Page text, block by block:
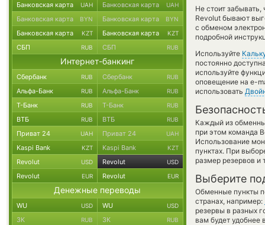
Не стоит
Revolut бывают
с обменом
подробной
Используйте
постоянно
используйте
оповещение на e-
использовать
Каждый из
при этом команда
Использование
пунктах. При
размер резервов и
Выберите
Обменные пункты
странах, например:
резервы в разных
вам будет удобнее
Банковская карта UAH Банковская карта UAH
Банковская карта BYN Банковская карта BYN
Банковская карта KZT Банковская карта KZT
СБП RUB СБП RUB
Интернет-банкинг
Сбербанк RUB Сбербанк RUB
Альфа-Банк RUB Альфа-Банк RUB
Т-Банк RUB Т-Банк RUB
ВТБ RUB ВТБ RUB
Приват 24 UAH Приват 24 UAH
Kaspi Bank KZT Kaspi Bank KZT
Revolut USD Revolut USD
Revolut EUR Revolut EUR
Денежные переводы
WU USD WU USD
ЗК RUB ЗК RUB